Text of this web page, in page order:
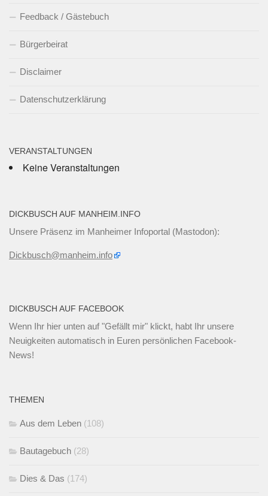
Feedback / Gästebuch
Bürgerbeirat
Disclaimer
Datenschutzerklärung
VERANSTALTUNGEN
Keine Veranstaltungen
DICKBUSCH AUF MANHEIM.INFO
Unsere Präsenz im Manheimer Infoportal (Mastodon):
Dickbusch@manheim.info
DICKBUSCH AUF FACEBOOK
Wenn Ihr hier unten auf "Gefällt mir" klickt, habt Ihr unsere
Neuigkeiten automatisch in Euren persönlichen Facebook-
News!
THEMEN
Aus dem Leben (108)
Bautagebuch (28)
Dies & Das (174)